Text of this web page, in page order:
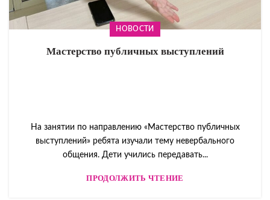
НОВОСТИ
Мастерство публичных выступлений
На занятии по направлению «Мастерство публичных
выступлений» ребята изучали тему невербального
общения. Дети учились передавать...
ПРОДОЛЖИТЬ ЧТЕНИЕ